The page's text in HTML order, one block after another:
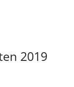
2019